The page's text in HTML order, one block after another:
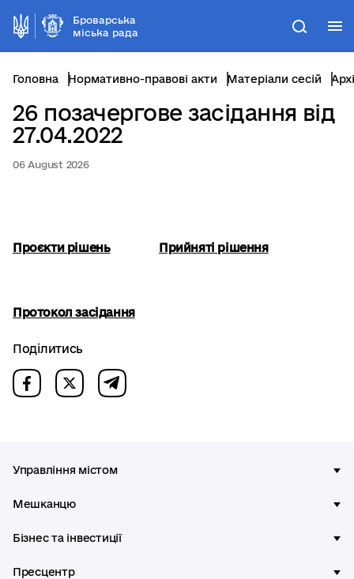
Броварська
міська рада
Пошук
Головна Нормативно-правові акти Матеріали сесій
26 позачергове засідання від
27.04.2022
06 August 2026
Проєкти рішень Прийняті рішення
Протокол засідання
Поділитись
Управління містом
Мешканцю
Бізнес та інвестиції
Пресцентр